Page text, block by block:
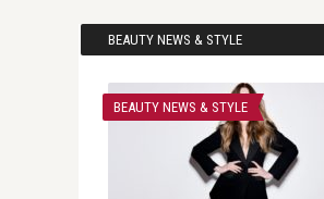
BEAUTY NEWS & STYLE
BEAUTY NEWS & STYLE